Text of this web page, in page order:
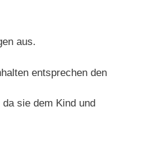
aus.
entsprechen den
sie dem Kind und